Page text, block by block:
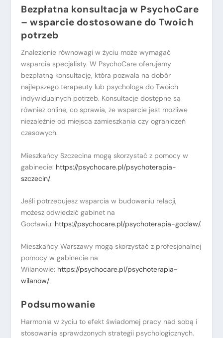
Bezpłatna konsultacja w PsychoCare
– wsparcie dostosowane do Twoich
potrzeb
Znalezienie równowagi w życiu może wymagać
wsparcia specjalisty. W PsychoCare oferujemy
bezpłatną konsultację, która pozwala na dobór
najlepszego terapeuty lub psychologa do Twoich
indywidualnych potrzeb. Konsultacje dostępne są
również online, co sprawia, że wsparcie jest możliwe
niezależnie od miejsca zamieszkania czy ograniczeń
czasowych.
Mieszkańcy Szczecina mogą skorzystać z pomocy w
gabinecie: https://psychocare.pl/psychoterapia-
szczecin/.
Jeśli potrzebujesz wsparcia w budowaniu relacji,
możesz odwiedzić gabinet na
Gocławiu: https://psychocare.pl/psychoterapia-goclaw/.
Mieszkańcy Warszawy mogą skorzystać z profesjonalnej
pomocy w gabinecie na
Wilanowie: https://psychocare.pl/psychoterapia-
wilanow/.
Podsumowanie
Harmonia w życiu to efekt świadomej pracy nad sobą i
stosowania sprawdzonych strategii psychologicznych.